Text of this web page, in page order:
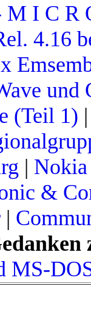
M I C R
4.16
und
(Teil 1)
|
&
|
MS-